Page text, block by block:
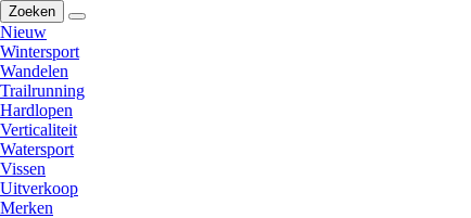
Zoeken
Nieuw
Wintersport
Wandelen
Trailrunning
Hardlopen
Verticaliteit
Watersport
Vissen
Uitverkoop
Merken